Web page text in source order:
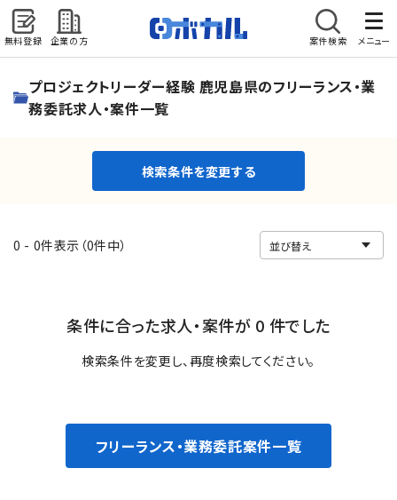
無料登録 企業の方 案件検索 メニュー
検索条件を変更する
プロジェクトリーダー経験 鹿児島県のフリーランス・業
務委託求人・案件一覧
検索条件を変更する
0 - 0件表示（0件中）
条件に合った求人・案件が 0 件でした
検索条件を変更し、再度検索してください。
フリーランス・業務委託案件一覧